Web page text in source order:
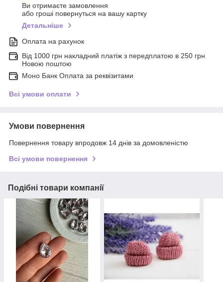
Ви отримаєте замовлення
або гроші повернуться на вашу картку
Детальніше
Оплата на рахунок
Від 1000 грн накладний платіж з передплатою в 250 грн
Новою поштою
Моно Банк Оплата за реквізитами
Всі умови оплати
Умови повернення
Повернення товару впродовж 14 днів за домовленістю
Всі умови повернення
Подібні товари компанії